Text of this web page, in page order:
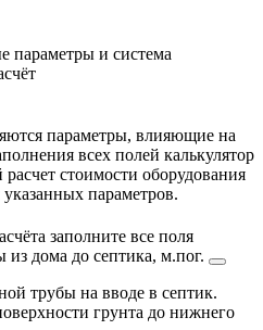
параметры и система
параметры, влияющие на
всех полей калькулятор
стоимости оборудования
параметров.
заполните все поля
из дома до септика, м.пог.
трубы на вводе в септик.
грунта до нижнего